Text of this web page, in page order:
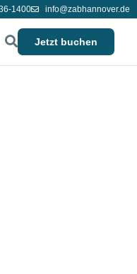
1400 info@zabhannover.de
Jetzt buchen